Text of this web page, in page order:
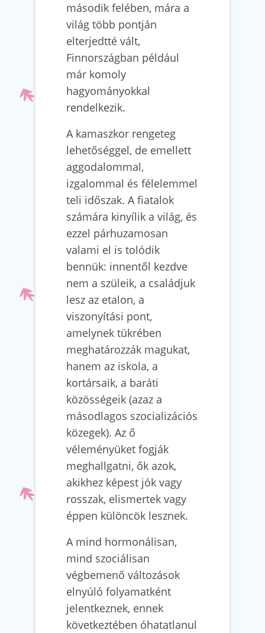
második felében, mára a
világ több pontján
elterjedtté vált,
Finnországban például
már komoly
hagyományokkal
rendelkezik.
A kamaszkor rengeteg
lehetőséggel, de emellett
aggodalommal,
izgalommal és félelemmel
teli időszak. A fiatalok
számára kinyílik a világ, és
ezzel párhuzamosan
valami el is tolódik
bennük: innentől kezdve
nem a szüleik, a családjuk
lesz az etalon, a
viszonyítási pont,
amelynek tükrében
meghatározzák magukat,
hanem az iskola, a
kortársaik, a baráti
közösségeik (azaz a
másodlagos szocializációs
közegek). Az ő
véleményüket fogják
meghallgatni, ők azok,
akikhez képest jók vagy
rosszak, elismertek vagy
éppen különcök lesznek.
A mind hormonálisan,
mind szociálisan
végbemenő változások
elnyúló folyamatként
jelentkeznek, ennek
következtében óhatatlanul